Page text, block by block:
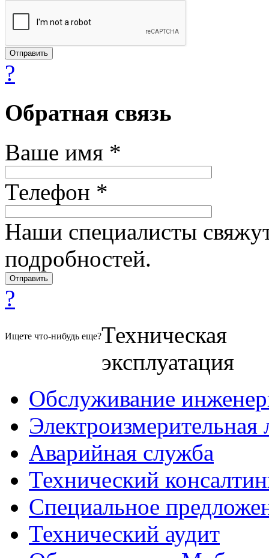
?
Обратная связь
Ваше имя *
Телефон *
Наши специалисты
подробностей.
?
Ищете что-нибудь еще?Техническая
эксплуатация
Обслуживание
Электроизмерительная
Аварийная служба
Технический
Специальное
Технический аудит